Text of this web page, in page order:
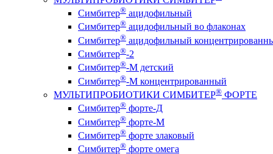
Симбитер® ацидофильный
Симбитер® ацидофильный во флаконах
Симбитер® ацидофильный
Симбитер®-2
Симбитер®-М детский
Симбитер®-М концентрированный
МУЛЬТИПРОБИОТИКИ СИМБИТЕР® ФОРТЕ
Симбитер® форте-Д
Симбитер® форте-М
Симбитер® форте злаковый
Симбитер® форте омега